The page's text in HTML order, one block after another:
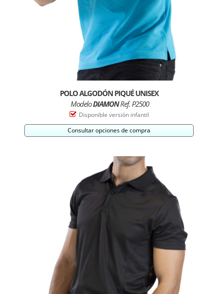
POLO ALGODÓN PIQUÉ UNISEX
ModeloDIAMONRef. P2500
Disponible versión infantil
Consultar opciones de compra